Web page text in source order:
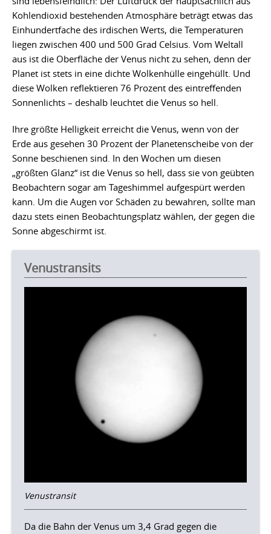
Kohlendioxid bestehenden Atmosphäre beträgt etwas das
Einhundertfache des irdischen Werts, die Temperaturen
liegen zwischen 400 und 500 Grad Celsius. Vom Weltall
aus ist die Oberfläche der Venus nicht zu sehen, denn der
Planet ist stets in eine dichte Wolkenhülle eingehüllt. Und
diese Wolken reflektieren 76 Prozent des eintreffenden
Sonnenlichts – deshalb leuchtet die Venus so hell.
Ihre größte Helligkeit erreicht die Venus, wenn von der
Erde aus gesehen 30 Prozent der Planetenscheibe von der
Sonne beschienen sind. In den Wochen um diesen
„größten Glanz“ ist die Venus so hell, dass sie von geübten
Beobachtern sogar am Tageshimmel aufgespürt werden
kann. Um die Augen vor Schäden zu bewahren, sollte man
dazu stets einen Beobachtungsplatz wählen, der gegen die
Sonne abgeschirmt ist.
Venustransits
Venustransit
Da die Bahn der Venus um 3,4 Grad gegen die